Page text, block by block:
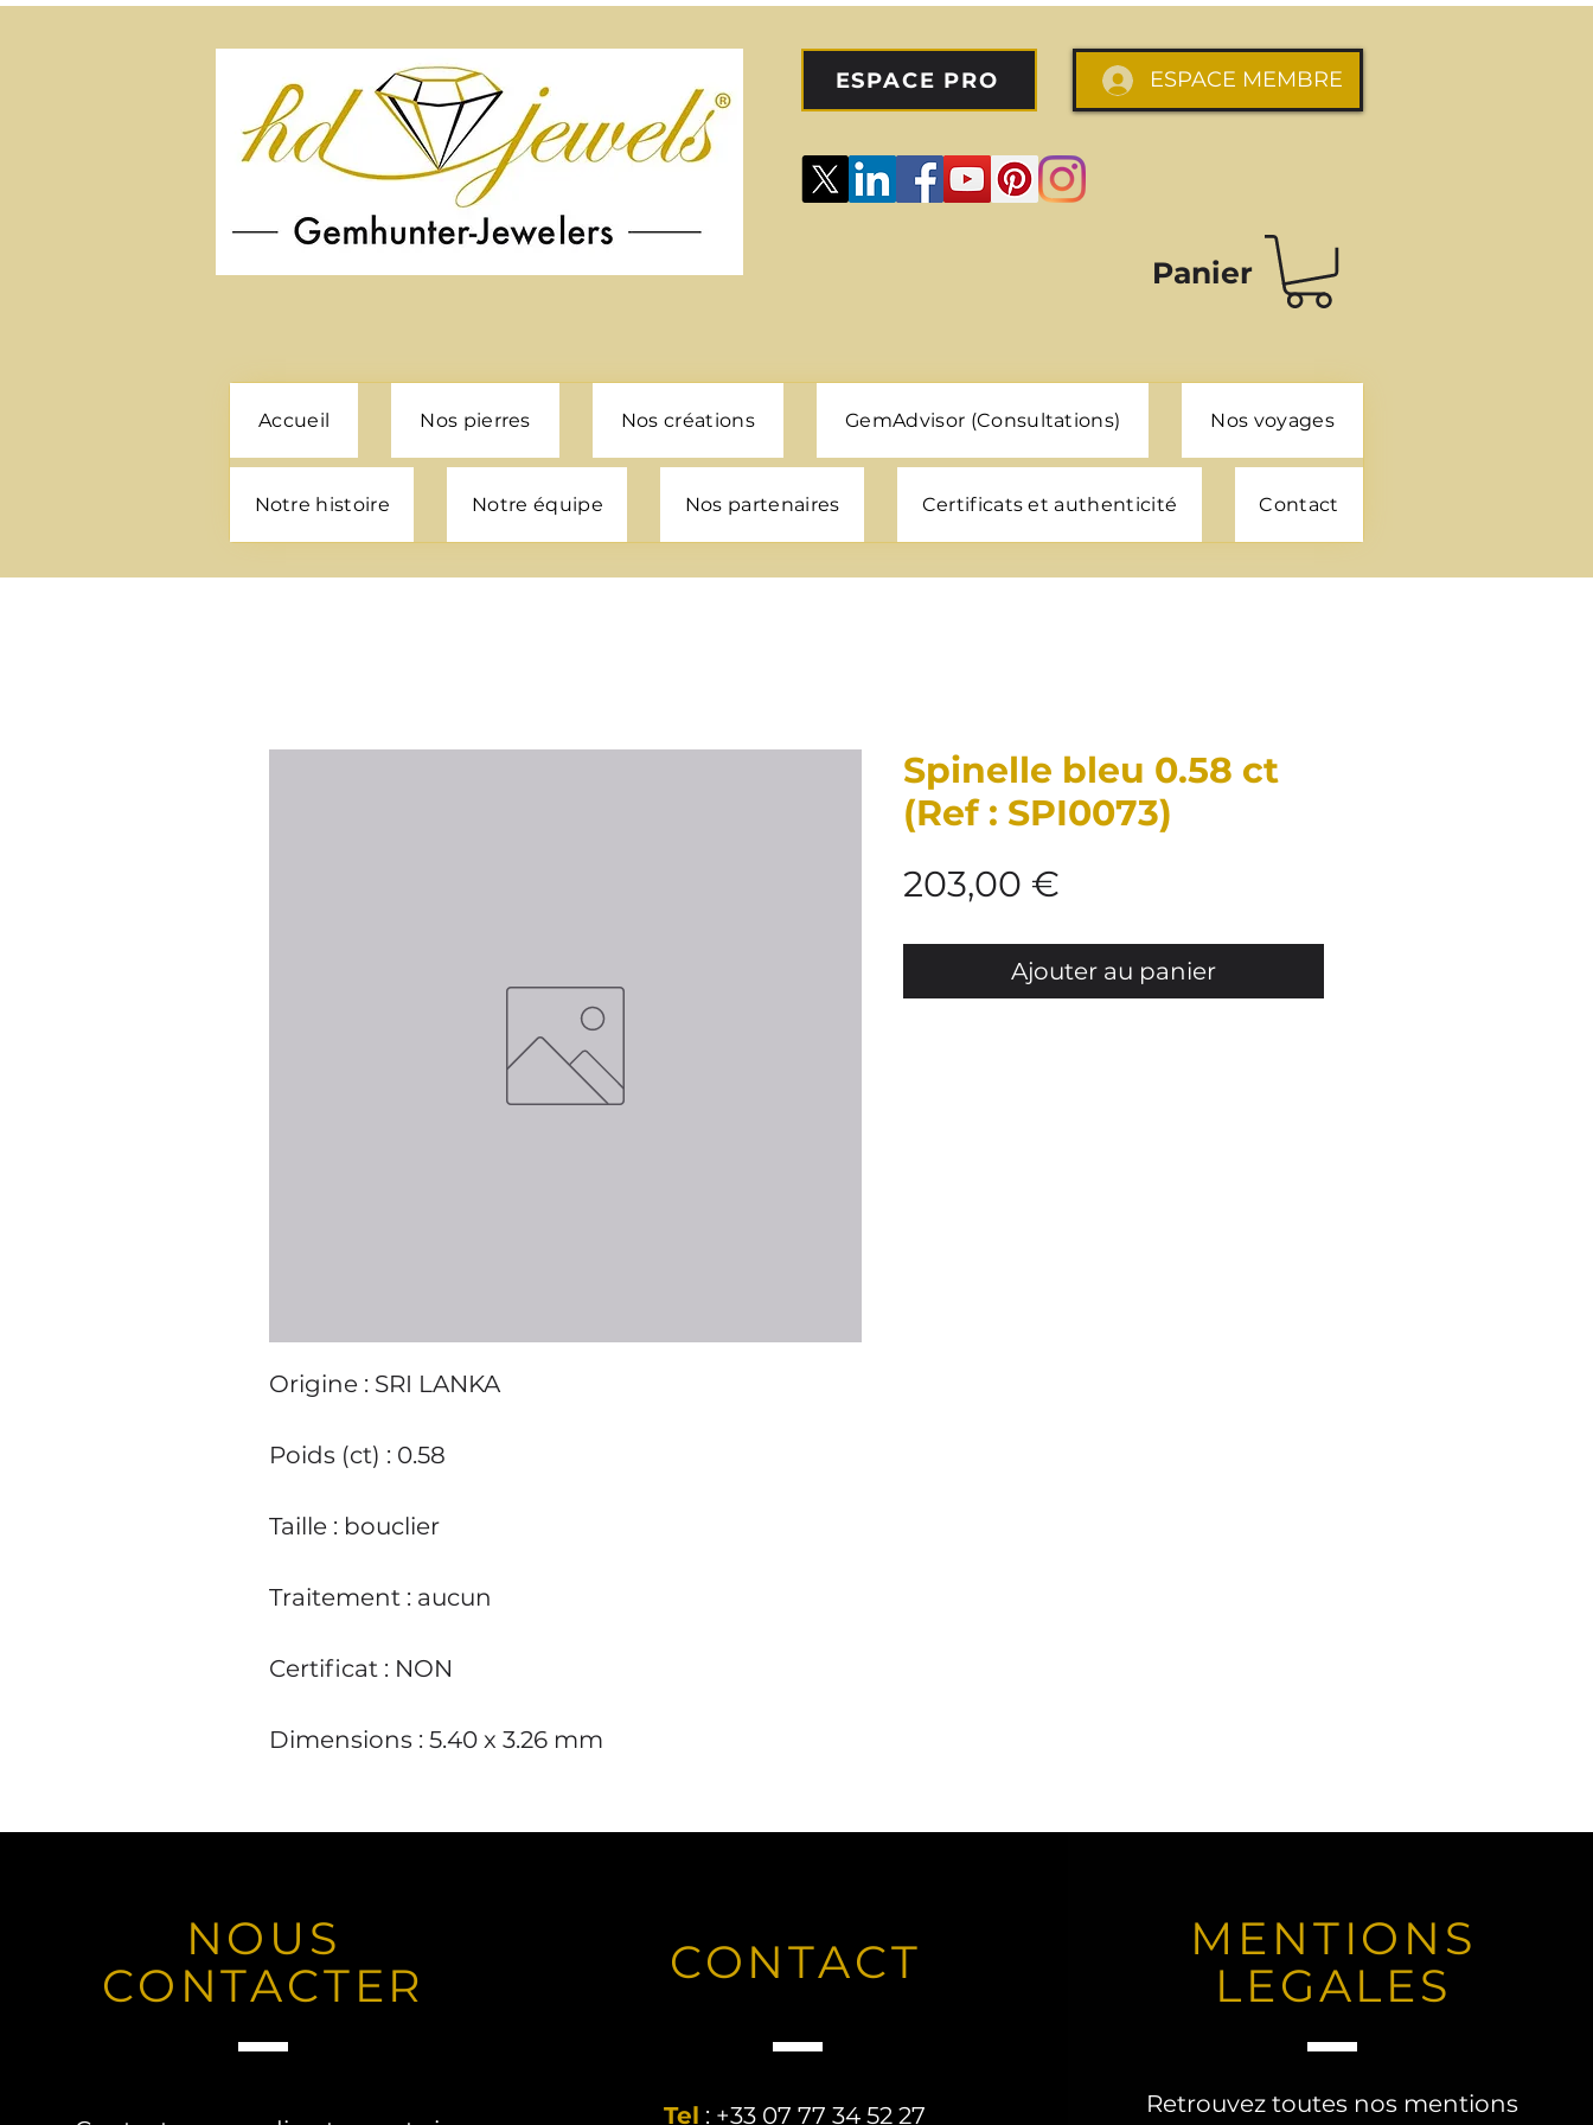
ESPACE PRO ESPACE MEMBRE
Panier
Accueil Nos pierres Nos créations GemAdvisor (Consultations) Nos voyages
Notre histoire Notre équipe Nos partenaires Certificats et authenticité Contact
Origine : SRI LANKA
Poids (ct) : 0.58
Taille : bouclier
Traitement : aucun
Certificat : NON
Dimensions : 5.40 x 3.26 mm
Spinelle bleu 0.58 ct
(Ref : SPI0073)
203,00 €
Ajouter au panier
NOUS
CONTACTER
CONTACT
Tel : +33 07 77 34 52 27
MENTIONS
LEGALES
Retrouvez toutes nos mentions